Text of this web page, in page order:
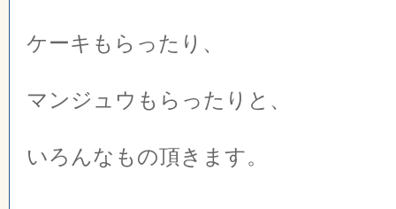
ケーキもらったり、
マンジュウもらったりと、
いろんなもの頂きます。